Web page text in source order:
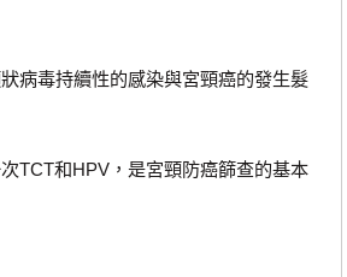
毒持續性的感染與宮頸癌的發生髮
和HPV，是宮頸防癌篩查的基本